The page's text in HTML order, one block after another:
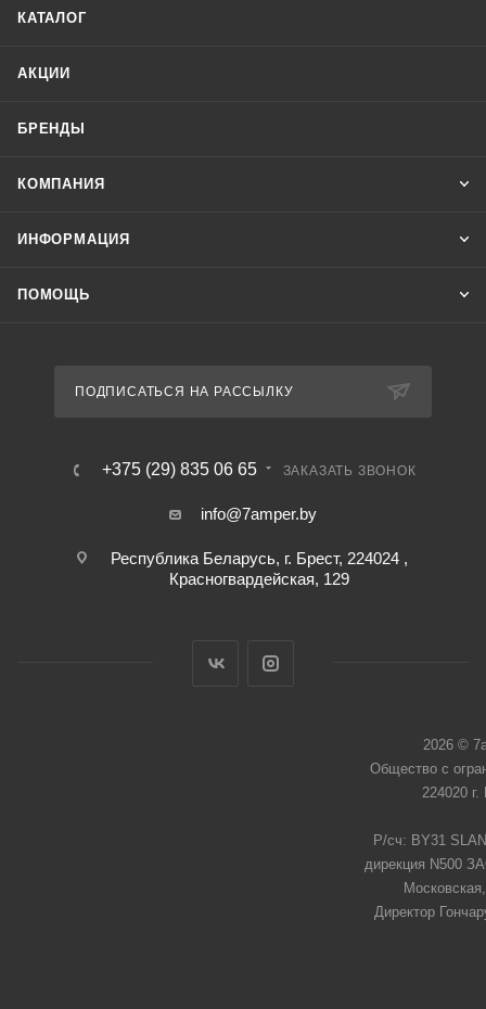
- два уровня контроля жидкости: минимальный,
- напряжение питания 230 В, 50 Гц;
- контакт 2NO/NC, максимальный ток нагрузки 2х16 А;
Применяется в системах автоматики и защиты управления
КАТАЛОГ
АКЦИИ
БРЕНДЫ
КОМПАНИЯ
ИНФОРМАЦИЯ
ПОМОЩЬ
ПОДПИСАТЬСЯ НА РАССЫЛКУ
+375 (29) 835 06 65 ЗАКАЗАТЬ ЗВОНОК
info@7amper.by
Республика Беларусь, г. Брест, 224024 ,
Красногвардейская, 129
2026 ©
Общество с
224020
Р/сч: BY31
дирекция N500
Директор